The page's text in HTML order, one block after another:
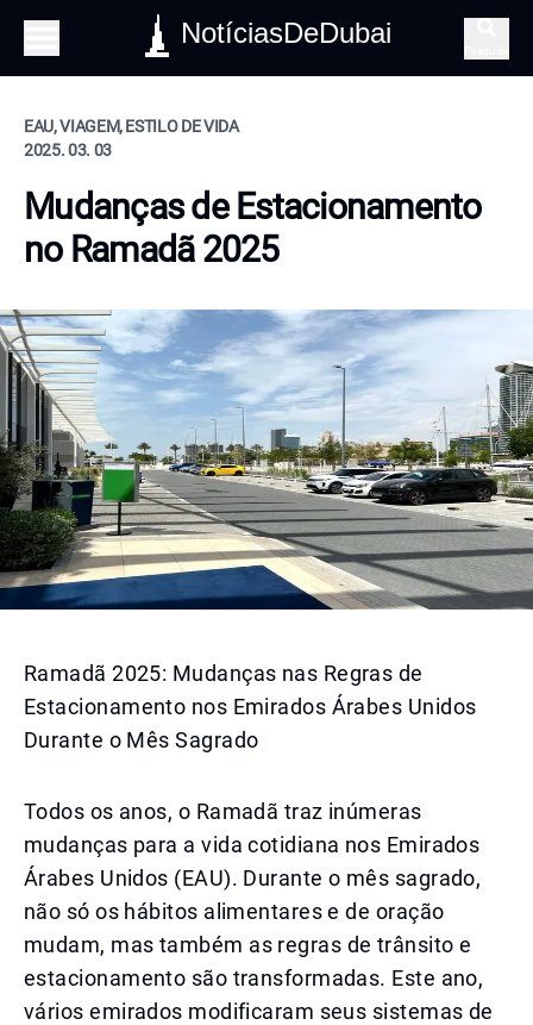
NotíciasDeDubai
EAU, VIAGEM, ESTILO DE VIDA
2025. 03. 03
Mudanças de Estacionamento
no Ramadã 2025
Ramadã 2025: Mudanças nas Regras de
Estacionamento nos Emirados Árabes Unidos
Durante o Mês Sagrado
Todos os anos, o Ramadã traz inúmeras
mudanças para a vida cotidiana nos Emirados
Árabes Unidos (EAU). Durante o mês sagrado,
não só os hábitos alimentares e de oração
mudam, mas também as regras de trânsito e
estacionamento são transformadas. Este ano,
vários emirados modificaram seus sistemas de